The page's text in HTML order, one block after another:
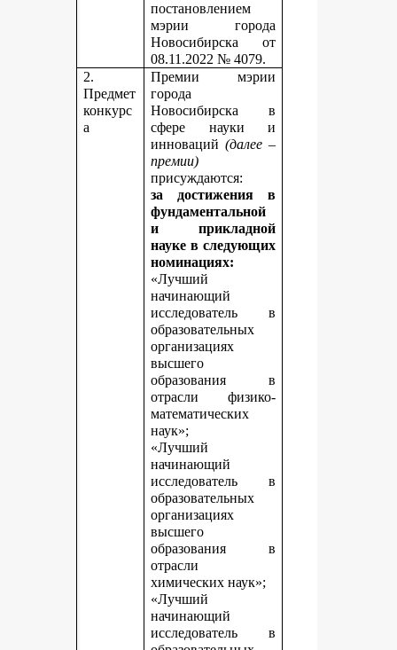
постановлением
мэрии города
Новосибирска от
08.11.2022 № 4079.
2.
Предмет
конкурс
а
Премии мэрии
города
Новосибирска в
сфере науки и
инноваций(далее –
премии)
присуждаются:
за достижения в
фундаментальной
и прикладной
наукев следующих
номинациях:
«Лучший
начинающий
исследователь в
образовательных
организациях
высшего
образования в
отрасли физико-
математических
наук»;
«Лучший
начинающий
исследователь в
образовательных
организациях
высшего
образования в
отрасли
химических наук»;
«Лучший
начинающий
исследователь в